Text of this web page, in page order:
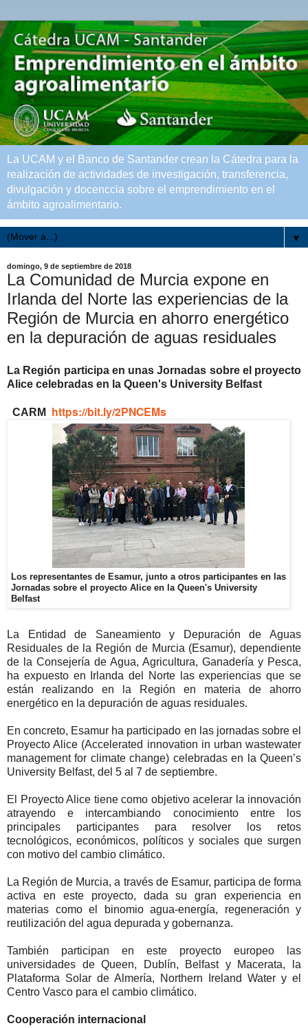
La UCAM y el Banco de Santander crean la Cátedra para la
realización de actividades de investigación, transferencia,
divulgación y docenccia sobre el emprendimiento en el
ámbito agroalimentario.
▼
domingo, 9 de septiembre de 2018
La Comunidad de Murcia expone en
Irlanda del Norte las experiencias de la
Región de Murcia en ahorro energético
en la depuración de aguas residuales
La Región participa en unas Jornadas sobre el proyecto
Alice celebradas en la Queen's University Belfast
Los representantes de Esamur, junto a otros participantes en las
Jornadas sobre el proyecto Alice en la Queen's University
Belfast
CARM https://bit.ly/2PNCEMs
La Entidad de Saneamiento y Depuración de Aguas
Residuales de la Región de Murcia (Esamur), dependiente
de la Consejería de Agua, Agricultura, Ganadería y Pesca,
ha expuesto en Irlanda del Norte las experiencias que se
están realizando en la Región en materia de ahorro
energético en la depuración de aguas residuales.
En concreto, Esamur ha participado en las jornadas sobre el
Proyecto Alice (Accelerated innovation in urban wastewater
management for climate change) celebradas en la Queen’s
University Belfast, del 5 al 7 de septiembre.
El Proyecto Alice tiene como objetivo acelerar la innovación
atrayendo e intercambiando conocimiento entre los
principales participantes para resolver los retos
tecnológicos, económicos, políticos y sociales que surgen
con motivo del cambio climático.
La Región de Murcia, a través de Esamur, participa de forma
activa en este proyecto, dada su gran experiencia en
materias como el binomio agua-energía, regeneración y
reutilización del agua depurada y gobernanza.
También participan en este proyecto europeo las
universidades de Queen, Dublín, Belfast y Macerata, la
Plataforma Solar de Almería, Northern Ireland Water y el
Centro Vasco para el cambio climático.
Cooperación internacional